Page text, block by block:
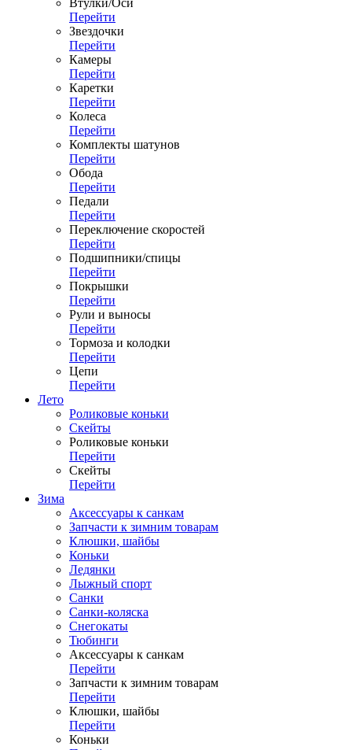
Втулки/Оси
Перейти
Звездочки
Перейти
Камеры
Перейти
Каретки
Перейти
Колеса
Перейти
Комплекты шатунов
Перейти
Обода
Перейти
Педали
Перейти
Переключение скоростей
Перейти
Подшипники/спицы
Перейти
Покрышки
Перейти
Рули и выносы
Перейти
Тормоза и колодки
Перейти
Цепи
Перейти
Лето
Роликовые коньки
Скейты
Роликовые коньки
Перейти
Скейты
Перейти
Зима
Аксессуары к санкам
Запчасти к зимним товарам
Клюшки, шайбы
Коньки
Ледянки
Лыжный спорт
Санки
Санки-коляска
Снегокаты
Тюбинги
Аксессуары к санкам
Перейти
Запчасти к зимним товарам
Перейти
Клюшки, шайбы
Перейти
Коньки